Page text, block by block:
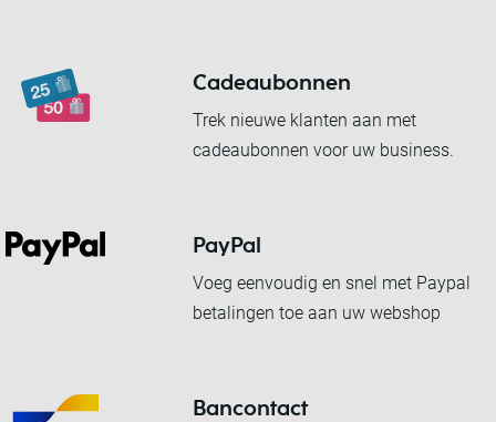
Cadeaubonnen
Trek nieuwe klanten aan met
cadeaubonnen voor uw business.
PayPal
Voeg eenvoudig en snel met Paypal
betalingen toe aan uw webshop
Bancontact